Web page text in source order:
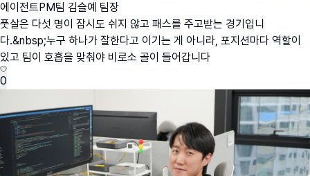
에이전트PM팀 김슬예 팀장
풋살은 다섯 명이 잠시도 쉬지 않고 패스를 주고받는 경기입니
다.&nbsp;누구 하나가 잘한다고 이기는 게 아니라, 포지션마다 역할이
있고 팀이 호흡을 맞춰야 비로소 골이 들어갑니다
0